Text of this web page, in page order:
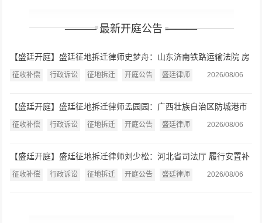
——— 最新开庭公告 ———
【盛廷开庭】盛廷征地拆迁律师史梦舟：山东济南铁路运输法院 房
屋征收补偿决定案开庭公告（2026.8.7）
征收补偿 行政诉讼 征地拆迁 开庭公告 盛廷律师 2026/08/06
【盛廷开庭】盛廷征地拆迁律师孟园园：广西壮族自治区防城港市
中级人民法院 房屋征收或征用补偿、行政赔偿案开庭公告
征收补偿 行政诉讼 征地拆迁 开庭公告 盛廷律师 2026/08/06
【盛廷开庭】盛廷征地拆迁律师刘少松：河北省司法厅 履行安置补
偿职责案开庭公告（2026.8.7）
征收补偿 行政诉讼 征地拆迁 开庭公告 盛廷律师 2026/08/06